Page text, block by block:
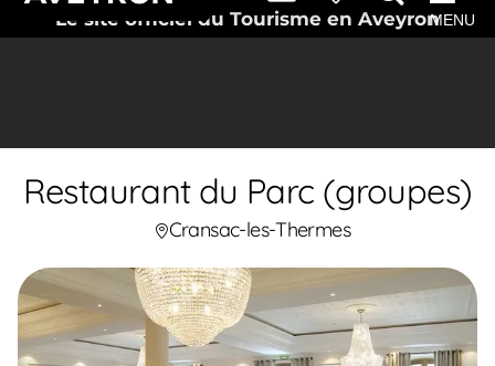
Le site officiel du Tourisme en AveyronMENU
Restaurant du Parc (groupes)
Cransac-les-Thermes